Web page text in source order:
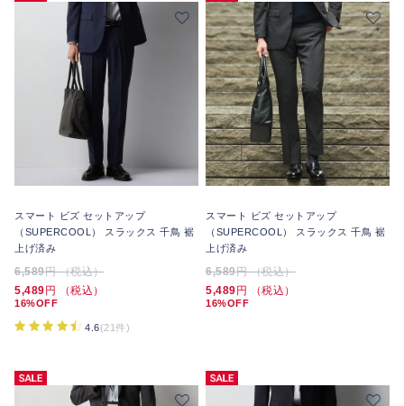
スマート ビズ セットアップ
（SUPERCOOL） スラックス 千鳥 裾
上げ済み
6,589円 （税込）
5,489 円 （税込）
16%OFF
4.6(21件)
スマート ビズ セットアップ
（SUPERCOOL） スラックス 千鳥 裾
上げ済み
6,589円 （税込）
5,489 円 （税込）
16%OFF